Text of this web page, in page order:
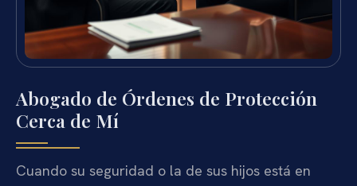
Abogado de Órdenes de Protección
Cerca de Mí
Cuando su seguridad o la de sus hijos está en